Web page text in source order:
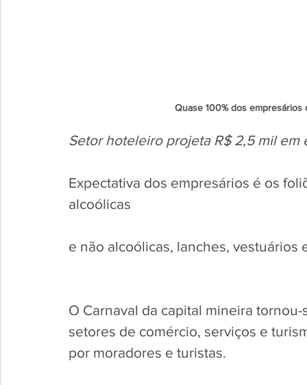
Quase 100% dos
Setor hoteleiro projeta R$ 2,5 mil
Expectativa dos empresários é os
alcoólicas
e não alcoólicas, lanches, vestuários
O Carnaval da capital mineira
setores de comércio, serviços e
por moradores e turistas.